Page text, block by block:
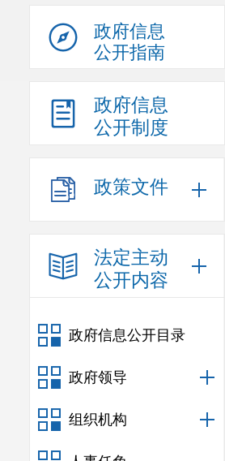
政府信息
公开指南
政府信息
公开制度
政策文件
法定主动
公开内容
政府信息公开目录
政府领导
组织机构